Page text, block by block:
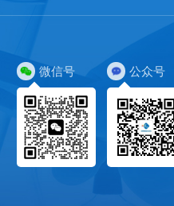
微信号 公众号